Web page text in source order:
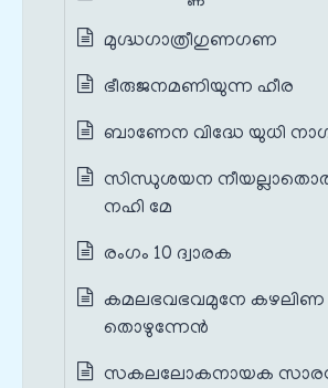
മുഗ്ദ്ധഗാത്രീഗുണഗണ
ഭീരുജനമണിയുന്ന ഹീര
ബാണേന വിദ്ധേ യുധി
സിന്ധുശയന
നഹി മേ
രംഗം 10 ദ്വാരക
കമലഭവഭവമുനേ കഴലിണ
തൊഴുന്നേൻ
സകലലോകനായക